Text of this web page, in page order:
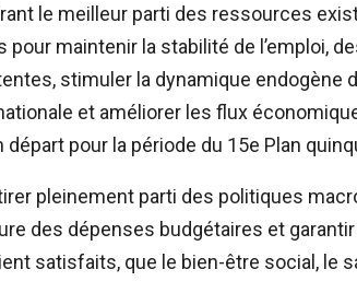
le meilleur parti des ressources
maintenir la stabilité de l’emploi,
stimuler la dynamique endogène
et améliorer les flux
départ pour la période du 15e Plan
pleinement parti des politiques
des dépenses budgétaires et
satisfaits, que le bien-être social, le